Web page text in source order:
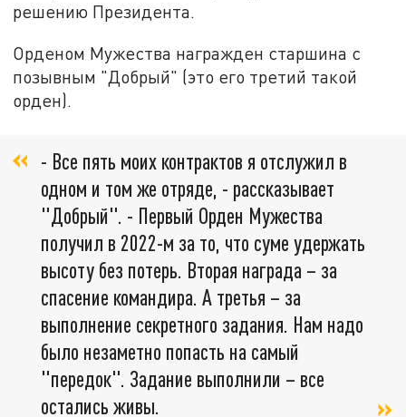
решению Президента.
Орденом Мужества награжден старшина с
позывным "Добрый" (это его третий такой
орден).
- Все пять моих контрактов я отслужил в
одном и том же отряде, - рассказывает
"Добрый". - Первый Орден Мужества
получил в 2022-м за то, что суме удержать
высоту без потерь. Вторая награда – за
спасение командира. А третья – за
выполнение секретного задания. Нам надо
было незаметно попасть на самый
"передок". Задание выполнили – все
остались живы.